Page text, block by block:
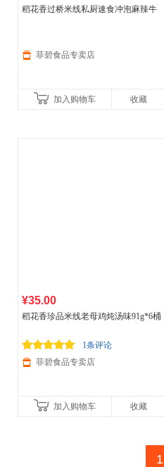
稻花香过桥米线私厨速食冲泡麻辣牛
菲碧食品专卖店
加入购物车 收藏
¥35.00
稻花香珍品米线老母鸡炖汤味91g*6桶
1条评论
菲碧食品专卖店
加入购物车 收藏
1